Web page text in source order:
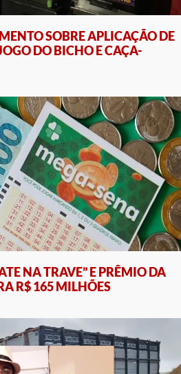
SOBRE APLICAÇÃO DE
DO BICHO E CAÇA-
NA TRAVE” E PRÊMIO DA
R$ 165 MILHÕES